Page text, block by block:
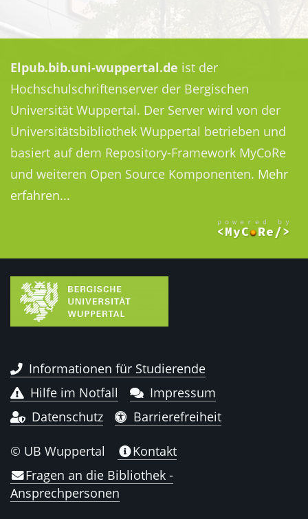
Elpub.bib.uni-wuppertal.de ist der
Hochschulschriftenserver der Bergischen
Universität Wuppertal. Der Server wird von der
Universitätsbibliothek Wuppertal betrieben und
basiert auf dem Repository-Framework MyCoRe
und weiteren Open Source Komponenten. Mehr
erfahren...
Informationen für Studierende
Hilfe im Notfall
Impressum
Datenschutz
Barrierefreiheit
© UB Wuppertal
Kontakt
Fragen an die Bibliothek -
Ansprechpersonen